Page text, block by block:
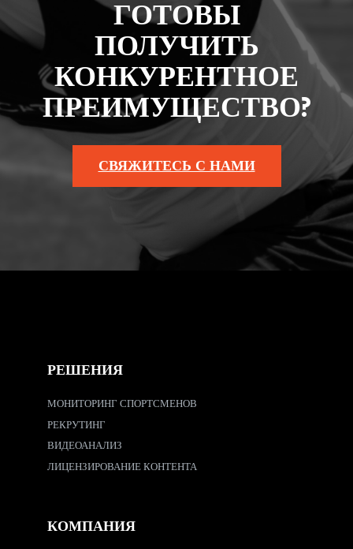
ГОТОВЫ
ПОЛУЧИТЬ
КОНКУРЕНТНОЕ
ПРЕИМУЩЕСТВО?
СВЯЖИТЕСЬ С НАМИ
РЕШЕНИЯ
МОНИТОРИНГ СПОРТСМЕНОВ
РЕКРУТИНГ
ВИДЕОАНАЛИЗ
ЛИЦЕНЗИРОВАНИЕ КОНТЕНТА
КОМПАНИЯ